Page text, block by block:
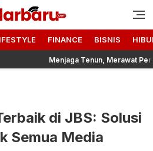
Terbaru dan
FINANCE BISNIS
Menjaga Tenun, Merawat
di JBS: Solusi
Semua Media